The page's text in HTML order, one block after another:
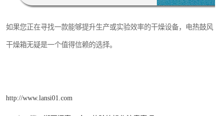
如果您正在寻找一款能够提升生产或实验效率的干燥设备，电热鼓风
干燥箱无疑是一个值得信赖的选择。
http://www.lansi01.com